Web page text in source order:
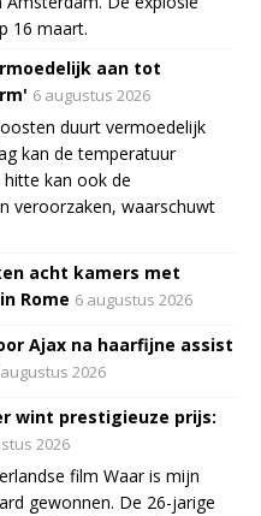
16 maart.
aan tot
6 augustus 2026
duurt vermoedelijk
kan de temperatuur
kan ook de
veroorzaken, waarschuwt
acht kamers met
Rome 6 augustus 2026
Ajax na haarfijne assist
2026
wint prestigieuze prijs:
2026
film Waar is mijn
gewonnen. De 26-jarige